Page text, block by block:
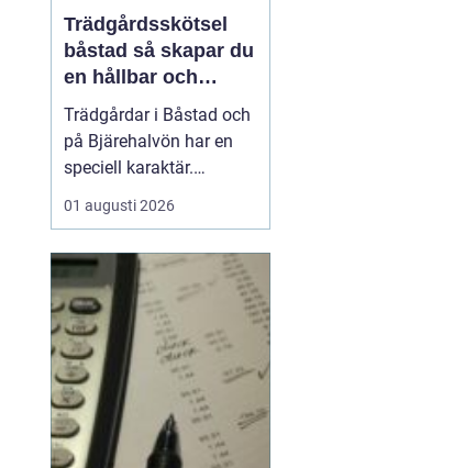
Trädgårdsskötsel
båstad så skapar du
en hållbar och
vacker trädgård på
bjäre
Trädgårdar i Båstad och
på Bjärehalvön har en
speciell karaktär.
Kombinationen av
närheten till havet, de
skyddade lägen gör att
många vill skapa gröna
rum som både är vackra
och lättskötta. Samtidigt
kan klimatet vara
utmanande med ...
01 augusti 2026